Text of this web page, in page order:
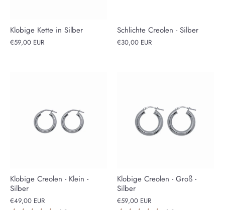
Klobige Kette in Silber
€59,00 EUR
Schlichte Creolen - Silber
€30,00 EUR
Klobige Creolen - Klein -
Silber
€49,00 EUR
Klobige Creolen - Groß -
Silber
€59,00 EUR